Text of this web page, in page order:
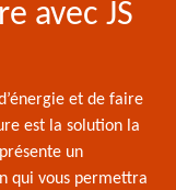
avec JS
et de faire
est la solution la
un
qui vous permettra